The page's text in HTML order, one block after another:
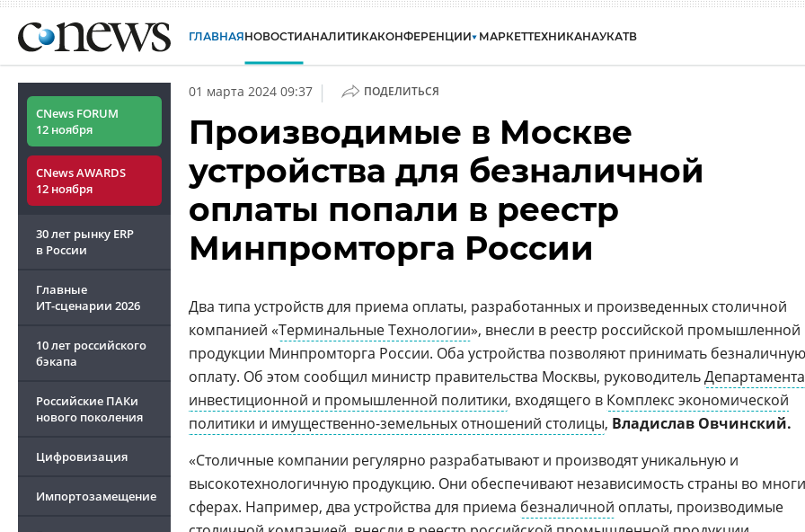
ГЛАВНАЯНОВОСТИАНАЛИТИКАКОНФЕРЕНЦИИ МАРКЕТТЕХНИКАНАУКАТВ
CNews FORUM
12 ноября
CNews AWARDS
12 ноября
30 лет рынку ERP
в России
Главные
ИТ-сценарии 2026
10 лет российского
бэкапа
Российские ПАКи
нового поколения
Цифровизация
Импортозамещение
01 марта 2024 09:37 | ПОДЕЛИТЬСЯ
Производимые в Москве
устройства для безналичной
оплаты попали в реестр
Минпромторга России
Два типа устройств для приема оплаты, разработанных и произведенных столичной
компанией «Терминальные Технологии», внесли в реестр российской промышленной
продукции Минпромторга России. Оба устройства позволяют принимать безналичную
оплату. Об этом сообщил министр правительства Москвы, руководительДепартамента
инвестиционной и промышленной политики, входящего в Комплекс экономической
политики и имущественно-земельных отношений столицы, Владислав Овчинский.
«Столичные компании регулярно разрабатывают и производят уникальную и
высокотехнологичную продукцию. Они обеспечивают независимость страны во
сферах. Например, два устройства для приема безналичной оплаты, производимые